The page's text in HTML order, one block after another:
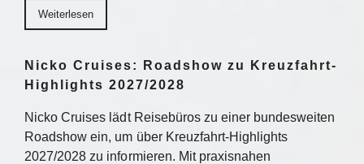
Weiterlesen
Nicko Cruises: Roadshow zu Kreuzfahrt-
Highlights 2027/2028
Nicko Cruises lädt Reisebüros zu einer bundesweiten
Roadshow ein, um über Kreuzfahrt-Highlights
2027/2028 zu informieren. Mit praxisnahen